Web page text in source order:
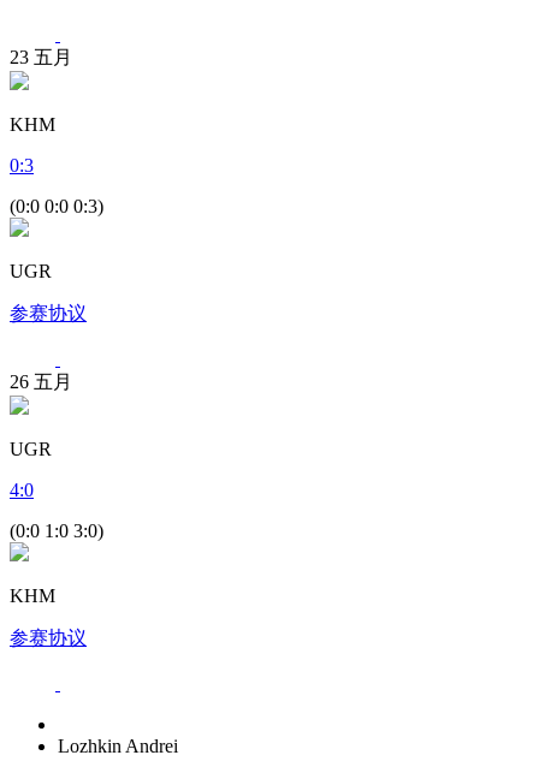
23 五月
KHM
0:3
(0:0 0:0 0:3)
UGR
参赛协议
26 五月
UGR
4:0
(0:0 1:0 3:0)
KHM
参赛协议
Lozhkin Andrei